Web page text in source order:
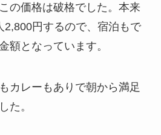
の価格は破格でした。本来
2,800円するので、宿泊もで
額となっています。
カレーもありで朝から満足
た。